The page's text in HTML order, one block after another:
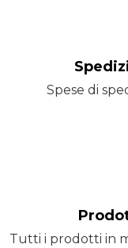
Spese di
Tutti i prodotti in